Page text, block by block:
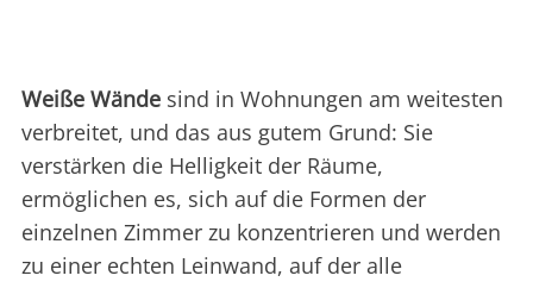
Weiße Wände sind in Wohnungen am weitesten
verbreitet, und das aus gutem Grund: Sie
verstärken die Helligkeit der Räume,
ermöglichen es, sich auf die Formen der
einzelnen Zimmer zu konzentrieren und werden
zu einer echten Leinwand, auf der alle